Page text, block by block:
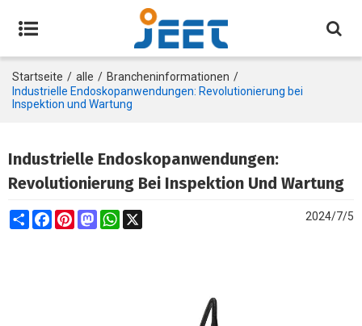
Startseite / alle / Brancheninformationen /
Industrielle Endoskopanwendungen: Revolutionierung bei
Inspektion und Wartung
Industrielle Endoskopanwendungen:
Revolutionierung Bei Inspektion Und Wartung
ShareFacebookPinterestMastodonWhatsApp 2024/7/5